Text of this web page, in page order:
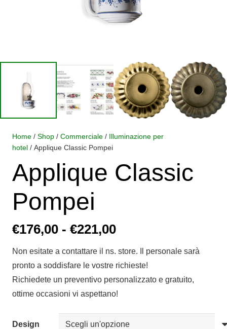
Home / Shop / Commerciale / Illuminazione per
hotel / Applique Classic Pompei
Applique Classic
Pompei
€176,00 - €221,00Fascia
prezzo:
da
€176,00
a
€221,00
Non esitate a contattare il ns. store. Il personale sarà
pronto a soddisfare le vostre richieste!
Richiedete un preventivo personalizzato e gratuito,
ottime occasioni vi aspettano!
Design